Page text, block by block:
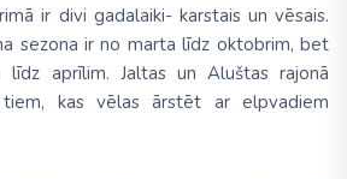
ir divi gadalaiki- karstais un vēsais.
sezona ir no marta līdz oktobrim, bet
līdz aprīlim. Jaltas un Aluštas rajonā
kas vēlas ārstēt ar elpvadiem